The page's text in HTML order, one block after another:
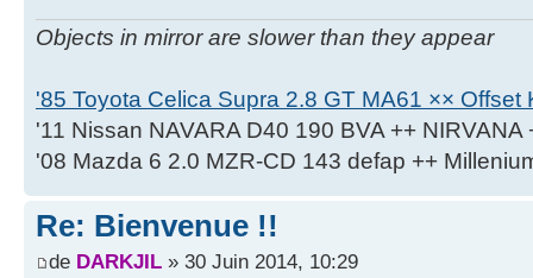
Objects in mirror are slower than they appear
'85 Toyota Celica Supra 2.8 GT MA61 ×× Offset
'11 Nissan NAVARA D40 190 BVA ++ NIRVANA
'08 Mazda 6 2.0 MZR-CD 143 defap ++
Re: Bienvenue !!
de DARKJIL » 30 Juin 2014, 10:29